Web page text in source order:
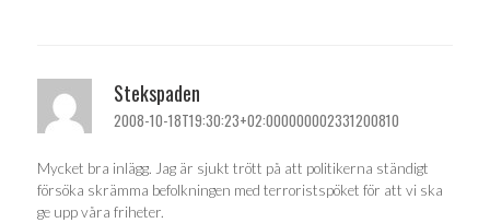
Stekspaden
2008-10-18T19:30:23+02:000000002331200810
Mycket bra inlägg. Jag är sjukt trött på att politikerna ständigt
försöka skrämma befolkningen med terroristspöket för att vi ska
ge upp våra friheter.